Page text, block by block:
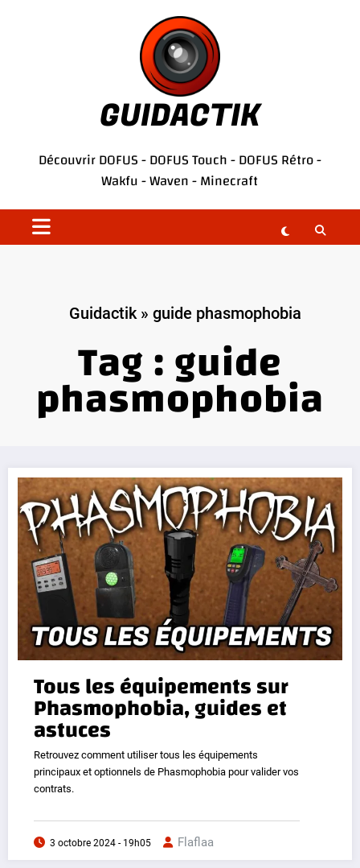
GUIDACTIK
DécouvrirDOFUS-DOFUS Touch-DOFUS Rétro-
Wakfu-Waven-Minecraft
Guidactik»guide phasmophobia
Tag : guide
phasmophobia
Tous les équipements sur
Phasmophobia, guides et
astuces
Retrouvez comment utiliser tous les équipements
principaux et optionnels de Phasmophobia pour valider vos
contrats.
3 octobre 2024 - 19h05 Flaflaa